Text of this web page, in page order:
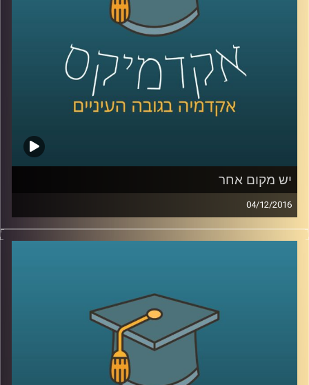
מסביר על הדין הישראלי לעומת הדין
האמריקאי, האירופי והעברי.
קרדיט תמונות:AudioVersity
יש מקום אחר
04/12/2016
בעקבות שינויים באופי ההגירה בין המאה ה-20
המדינות ומנהיגיהן להגדיר מה בעצם מאחד את
אזרחי המדינה, ובמילים אחרות: מהי צרפתיות,
מהי גרמניות, מהי בריטיות. דוקטור ליאב אורגד
החל לחקור את נושא ההגירה על מורכבויותיו
עוד כשלא היה פופולרי. היום הידע בתחום